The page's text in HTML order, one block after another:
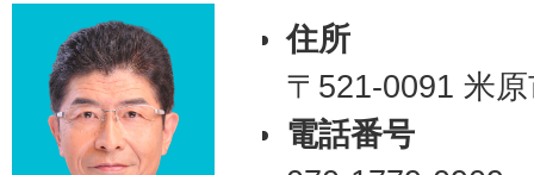
住所
〒521-0091 米
電話番号